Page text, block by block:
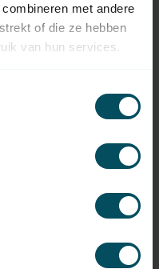
met andere
of die ze hebben
van hun services.